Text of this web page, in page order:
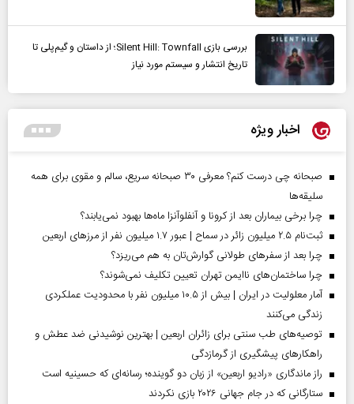
بررسی بازی Silent Hill: Townfall؛ از داستان و گیم‌پلی تا
تاریخ انتشار و سیستم مورد نیاز
اخبار ویژه
صبحانه چی درست کنم؟ معرفی ۳۰ صبحانه سریع، سالم و مقوی برای همه
سلیقه‌ها
چرا برخی بیماران بعد از کرونا و آنفلوآنزا ماه‌ها بهبود نمی‌یابند؟
ثبت‌نام ۲.۵ میلیون زائر در سماح | عبور ۱.۷ میلیون نفر از مرز‌های اربعین
چرا بعد از سفرهای طولانی گوارش‌تان به هم می‌ریزد؟
چرا ساختمان‌های ناایمن تهران تعیین تکلیف نمی‌شوند؟
آمار معلولیت در ایران | بیش از ۱۰.۵ میلیون نفر با محدودیت عملکردی
زندگی می‌کنند
توصیه‌های طب سنتی برای زائران اربعین | بهترین نوشیدنی ضد عطش و
راهکارهای پیشگیری از گرمازدگی
راز ماندگاری «رادیو اربعین» از زبان دو گوینده؛ رسانه‌ای که حسینیه است
ستارگانی که در جام جهانی ۲۰۲۶ بازی نکردند